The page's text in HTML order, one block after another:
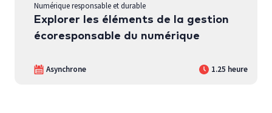
Numérique responsable et durable
Explorer les éléments de la gestion
écoresponsable du numérique
Asynchrone 1.25 heure